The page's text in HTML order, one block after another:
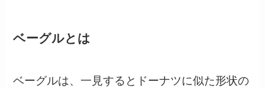
ベーグルとは
ベーグルは、一見するとドーナツに似た形状の